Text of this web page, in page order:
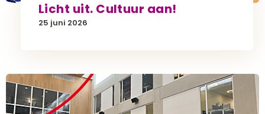
Licht uit. Cultuur aan!
25 juni 2026